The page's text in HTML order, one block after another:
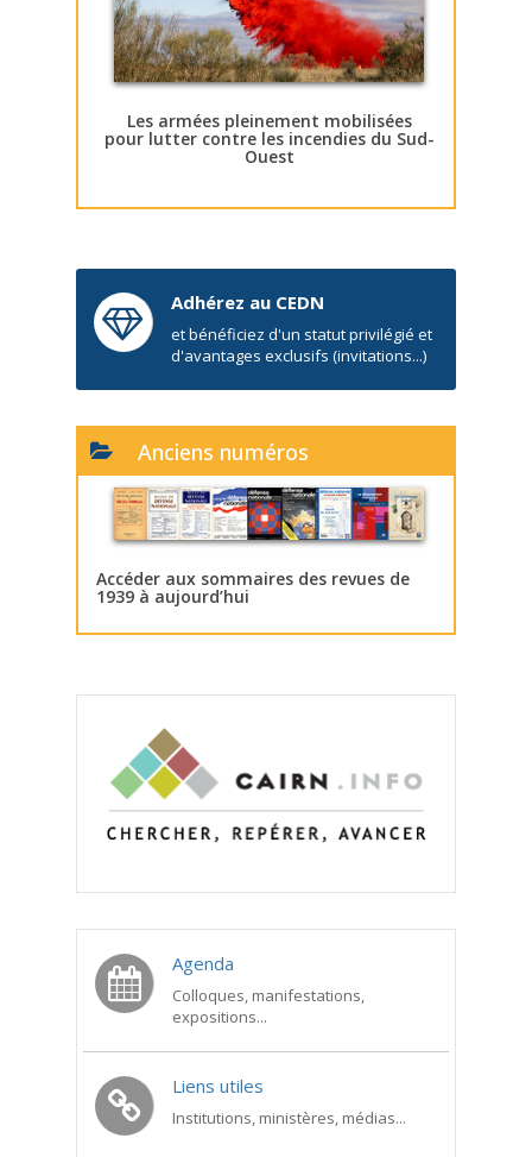
Les armées pleinement mobilisées
pour lutter contre les incendies du Sud-
Ouest
Adhérez au CEDN
et bénéficiez d'un statut privilégié et
d'avantages exclusifs (invitations...)
Anciens numéros
Accéder aux sommaires des revues de
1939 à aujourd’hui
Agenda
Colloques, manifestations,
expositions...
Liens utiles
Institutions, ministères, médias...